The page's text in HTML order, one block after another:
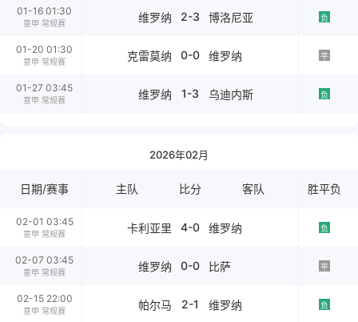
01-16 01:30
意甲 常规赛 维罗纳 2-3 博洛尼亚 负
01-20 01:30
意甲 常规赛 克雷莫纳 0-0 维罗纳 平
01-27 03:45
意甲 常规赛 维罗纳 1-3 乌迪内斯 负
2026年02月
日期/赛事 主队 比分 客队 胜平负
02-01 03:45
意甲 常规赛 卡利亚里 4-0 维罗纳 负
02-07 03:45
意甲 常规赛 维罗纳 0-0 比萨 平
02-15 22:00
意甲 常规赛 帕尔马 2-1 维罗纳 负